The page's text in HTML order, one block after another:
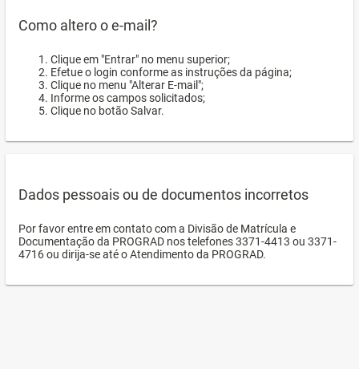
Como altero o e-mail?
Clique em "Entrar" no menu superior;
Efetue o login conforme as instruções da página;
Clique no menu "Alterar E-mail";
Informe os campos solicitados;
Clique no botão Salvar.
Dados pessoais ou de documentos incorretos
Por favor entre em contato com a Divisão de Matrícula e
Documentação da PROGRAD nos telefones 3371-4413 ou 3371-
4716 ou dirija-se até o Atendimento da PROGRAD.